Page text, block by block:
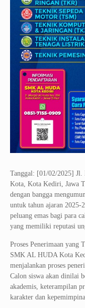
Tanggal: [01/02/2025]
Kota, Kota Kediri, Jawa
dengan bangga
untuk tahun ajaran 2025-
peluang emas bagi para
yang memiliki reputasi
Proses Penerimaan yang
SMK AL HUDA Kota
menjalankan proses
Calon siswa akan dinilai
akademis, keterampilan
karakter dan